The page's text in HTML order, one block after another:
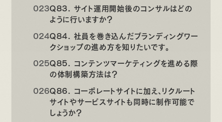
Q83. サイト運用開始後のコンサルはどの
ように行いますか？
Q84. 社員を巻き込んだブランディングワー
クショップの進め方を知りたいです。
Q85. コンテンツマーケティングを進める際
の体制構築方法は？
Q86. コーポレートサイトに加え、リクルート
サイトやサービスサイトも同時に制作可能で
しょうか？